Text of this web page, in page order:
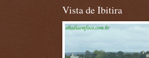
Vista de Ibitira